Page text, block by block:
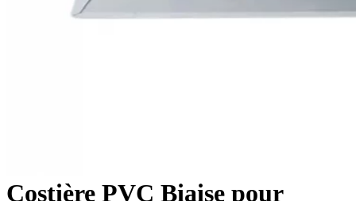
Costière PVC Biaise pour